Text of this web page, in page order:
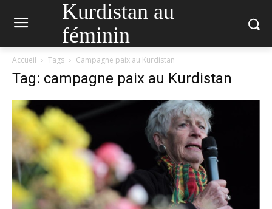
Kurdistan au
féminin
Accueil Tags Campagne paix au Kurdistan
Tag: campagne paix au Kurdistan